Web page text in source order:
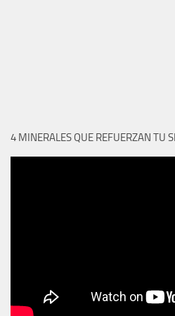
4 MINERALES QUE REFUERZAN TU